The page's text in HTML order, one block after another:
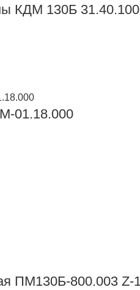
КДМ 130Б 31.40.100
01.18.000
ПМ130Б-800.003 Z-